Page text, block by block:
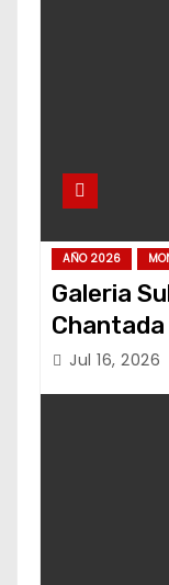
AÑO 2026
Galeria
Jul 16, 2026